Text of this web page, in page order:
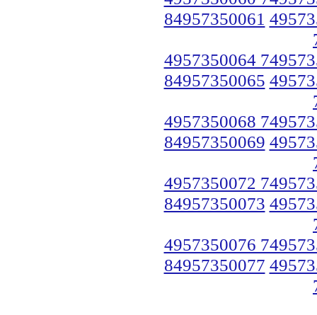
84957350061
4957350064
84957350065
4957350068
84957350069
4957350072
84957350073
4957350076
84957350077